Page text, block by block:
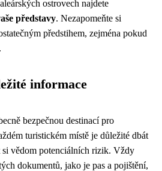
ostrovech najdete
představy. Nezapomeňte si
předstihem, zejména pokud
informace
bezpečnou destinací pro
turistickém místě je důležité dbát
si vědom potenciálních rizik. Vždy
dokumentů, jako je pas a pojištění,